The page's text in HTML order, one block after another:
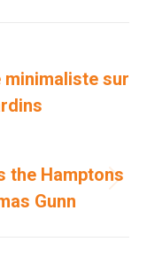
minimaliste sur
the Hamptons
Gunn